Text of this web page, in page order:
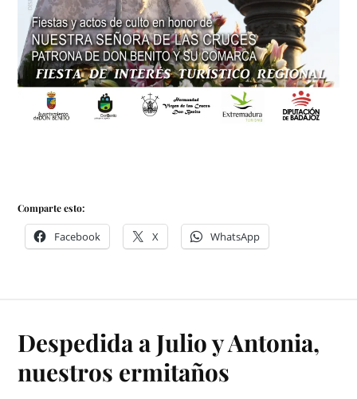
Comparte esto:
Facebook X WhatsApp
Despedida a Julio y Antonia,
nuestros ermitaños